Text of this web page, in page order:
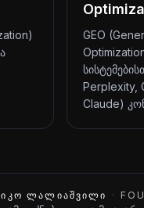
GEO
Perplexity,
Claude)
ᲚᲐᲚᲘᲐᲨᲕᲘᲚᲘ ·